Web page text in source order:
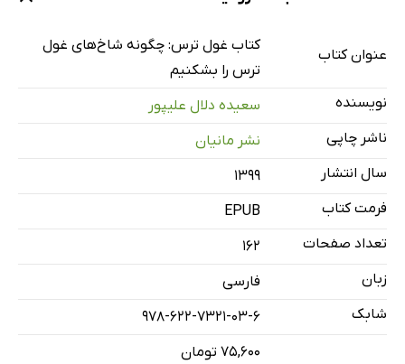
فصل اول: ترس چیست؟
فصل دوم: منشأ ترس
ژنتیک و خانواده
تجربه تلخ
رفتار غلط‌
شنیده‌ها و حوادث گذشته
عوامل عاطفى و روانى
عدم آگاهی
ترس‌های واقعی یا مفید
ترس‌های غیرواقعی یا مضر
عنوان کتاب
کتاب غول ترس: چگونه شاخ‌های غول
ترس را بشکنیم
نویسنده
سعیده دلال علیپور
ناشر چاپی
نشر مانیان
سال انتشار
۱۳۹۹
فرمت کتاب
EPUB
تعداد صفحات
162
زبان
فارسی
شابک
978-622-7321-03-6
۷۵,۶۰۰ تومان